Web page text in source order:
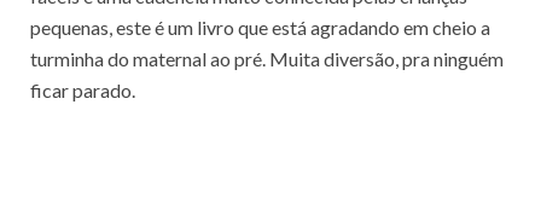
pequenas, este é um livro que está agradando em cheio a
turminha do maternal ao pré. Muita diversão, pra ninguém
ficar parado.